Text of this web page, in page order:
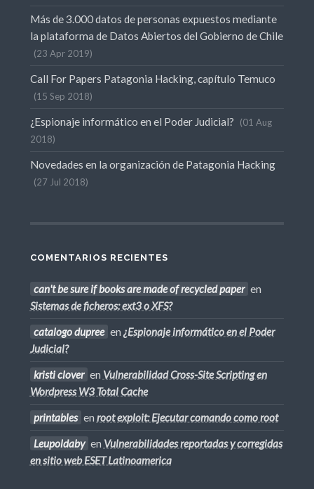
Más de 3.000 datos de personas expuestos mediante
la plataforma de Datos Abiertos del Gobierno de Chile
23 Apr 2019
Call For Papers Patagonia Hacking, capítulo Temuco
15 Sep 2018
¿Espionaje informático en el Poder Judicial?
01 Aug
2018
Novedades en la organización de Patagonia Hacking
27 Jul 2018
COMENTARIOS RECIENTES
can't be sure if books are made of recycled paper en
Sistemas de ficheros: ext3 o XFS?
catalogo dupree en ¿Espionaje informático en el Poder
Judicial?
kristi clover en Vulnerabilidad Cross-Site Scripting en
Wordpress W3 Total Cache
printables en root exploit: Ejecutar comando como root
Leupoldaby en Vulnerabilidades reportadas y corregidas
en sitio web ESET Latinoamerica